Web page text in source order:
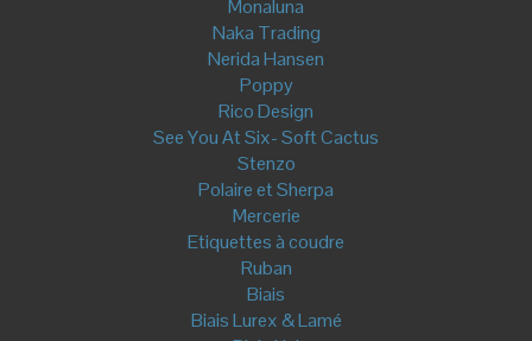
Broderie
Livres/Patrons
I am Patterns
Maison Fauve
Miyako
Livres
Créations
Turbans - Bandeaux
Bandeaux
Turbans
Kit et DIY
Eventails
Cartes cadeaux